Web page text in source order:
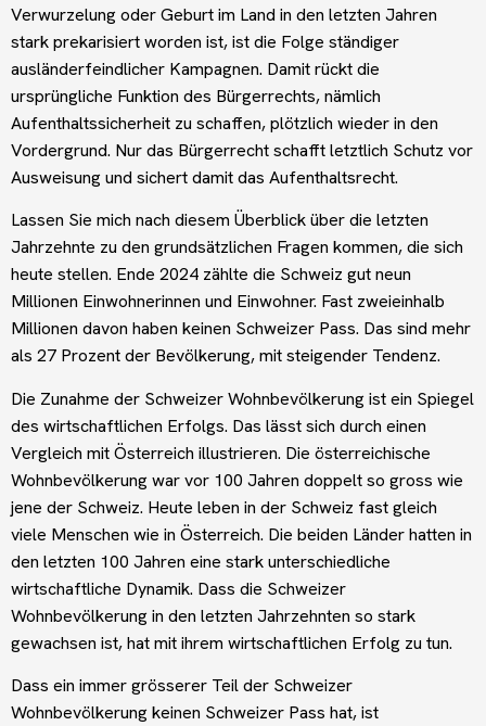
Verwurzelung oder Geburt im Land in den letzten Jahren
stark prekarisiert worden ist, ist die Folge ständiger
ausländerfeindlicher Kampagnen. Damit rückt die
ursprüngliche Funktion des Bürgerrechts, nämlich
Aufenthaltssicherheit zu schaffen, plötzlich wieder in den
Vordergrund. Nur das Bürgerrecht schafft letztlich Schutz vor
Ausweisung und sichert damit das Aufenthaltsrecht.
Lassen Sie mich nach diesem Überblick über die letzten
Jahrzehnte zu den grundsätzlichen Fragen kommen, die sich
heute stellen. Ende 2024 zählte die Schweiz gut neun
Millionen Einwohnerinnen und Einwohner. Fast zweieinhalb
Millionen davon haben keinen Schweizer Pass. Das sind mehr
als 27 Prozent der Bevölkerung, mit steigender Tendenz.
Die Zunahme der Schweizer Wohnbevölkerung ist ein Spiegel
des wirtschaftlichen Erfolgs. Das lässt sich durch einen
Vergleich mit Österreich illustrieren. Die österreichische
Wohnbevölkerung war vor 100 Jahren doppelt so gross wie
jene der Schweiz. Heute leben in der Schweiz fast gleich
viele Menschen wie in Österreich. Die beiden Länder hatten in
den letzten 100 Jahren eine stark unterschiedliche
wirtschaftliche Dynamik. Dass die Schweizer
Wohnbevölkerung in den letzten Jahrzehnten so stark
gewachsen ist, hat mit ihrem wirtschaftlichen Erfolg zu tun.
Dass ein immer grösserer Teil der Schweizer
Wohnbevölkerung keinen Schweizer Pass hat, ist